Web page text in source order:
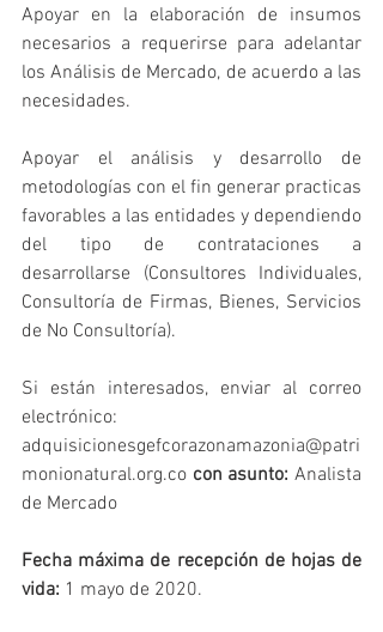
Apoyar en la elaboración de insumos
necesarios a requerirse para adelantar
los Análisis de Mercado, de acuerdo a las
necesidades.
Apoyar el análisis y desarrollo de
metodologías con el fin generar practicas
favorables a las entidades y dependiendo
del tipo de contrataciones a
desarrollarse (Consultores Individuales,
Consultoría de Firmas, Bienes, Servicios
de No Consultoría).
Si están interesados, enviar al correo
electrónico:
adquisicionesgefcorazonamazonia@patri
monionatural.org.co con asunto: Analista
de Mercado
Fecha máxima de recepción de hojas de
vida: 1 mayo de 2020.